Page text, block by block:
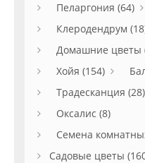
Пеларгония (64)
Клеродендрум
Домашние цветы
Хойя (154)
Традесканция (28)
Оксалис (8)
Семена
Садовые цветы